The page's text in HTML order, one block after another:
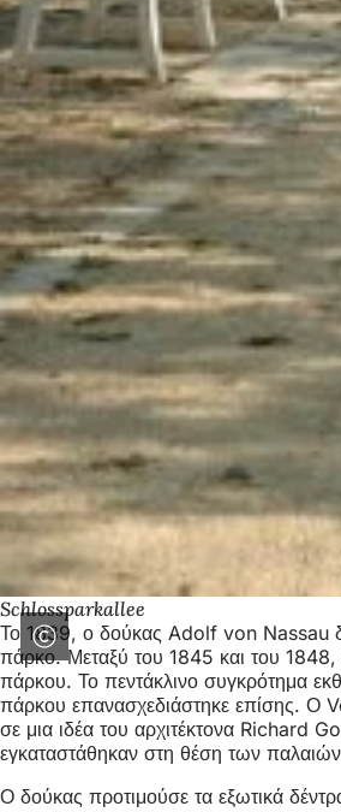
Schlossparkallee
Το 1839, ο δούκας Adolf von Nassau
πάρκο. Μεταξύ του 1845 και του 1848,
πάρκου. Το πεντάκλινο συγκρότημα
πάρκου επανασχεδιάστηκε επίσης. Ο
σε μια ιδέα του αρχιτέκτονα Richard
εγκαταστάθηκαν στη θέση των
Ο δούκας προτιμούσε τα εξωτικά